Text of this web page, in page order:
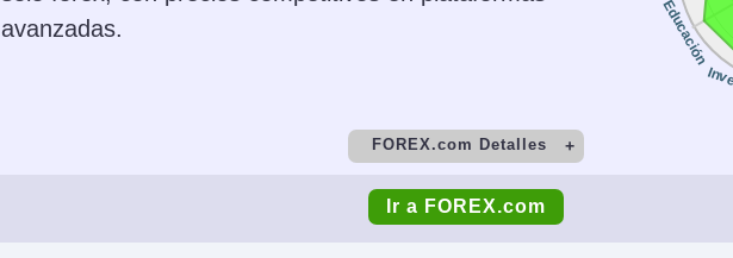
Educación
avanzadas.
FOREX.com Detalles
Depósito Mínimo
$100
Ir a FOREX.com